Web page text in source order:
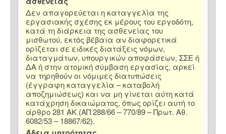
Δεν απαγορεύεται η καταγγελία της
εργασιακής σχέσης εκ μέρους του εργοδότη,
κατά τη διάρκεια της ασθενείας του
μισθωτού, εκτός βέβαια αν διαφορετικά
ορίζεται σε ειδικές διατάξεις νόμων,
διαταγμάτων, υπουργικών αποφάσεων, ΣΣΕ ή
ΔΑ ή στην ατομική σύμβαση εργασίας, αρκεί
να τηρηθούν οι νόμιμες διατυπώσεις
(έγγραφη καταγγελία – καταβολή
αποζημιώσεως) και να μη γίνεται αύτη κατά
κατάχρηση δικαιώματος, όπως ορίζει αυτή το
άρθρο 281 ΑΚ (ΑΠ 288/66 – 770/89 – Πρωτ. Αθ.
6082/53 – 18867/62).